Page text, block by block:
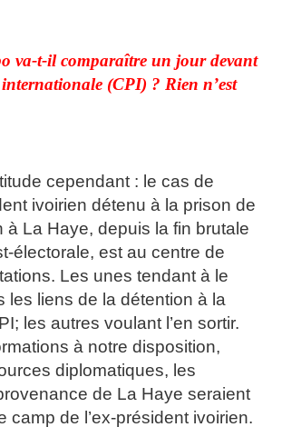
va-t-il comparaître un jour devant
(CPI) ? Rien n’est
cependant : le cas de
ivoirien détenu à la prison de
à La Haye, depuis la fin brutale
électorale, est au centre de
Les unes tendant à le
les liens de la détention à la
les autres voulant l’en sortir.
à notre disposition,
diplomatiques, les
de La Haye seraient
camp de l’ex-président ivoirien.